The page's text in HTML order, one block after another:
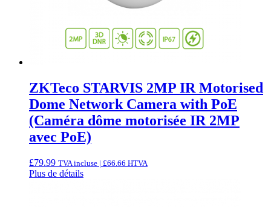
ZKTeco STARVIS 2MP IR Motorised
Dome Network Camera with PoE
(Caméra dôme motorisée IR 2MP
avec PoE)
£79.99 TVA incluse | £66.66 HTVA
Plus de détails